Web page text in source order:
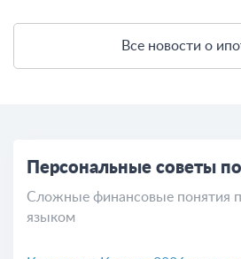
Все новости о
Персональные советы
Сложные финансовые понятия
языком